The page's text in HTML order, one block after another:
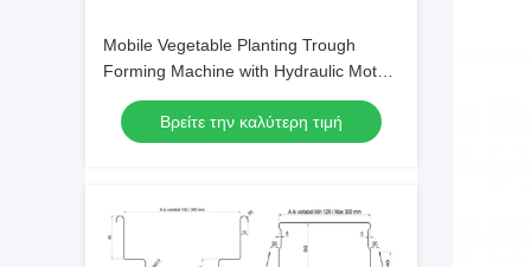
Mobile Vegetable Planting Trough
Forming Machine with Hydraulic Motor
5.5KW and 8-15m/min Production
Capacity for Greenhouse Vegetable
Cultivation
Βρείτε την καλύτερη τιμή